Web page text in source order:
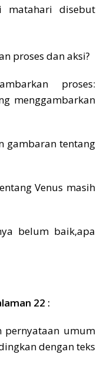
matahari disebut
proses dan aksi?
proses:
menggambarkan
gambaran tentang
Venus masih
belum baik,apa
22 :
pernyataan umum
dengan teks